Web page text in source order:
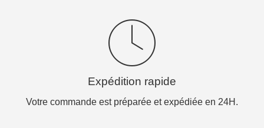
Expédition rapide
Votre commande est préparée et expédiée en 24H.